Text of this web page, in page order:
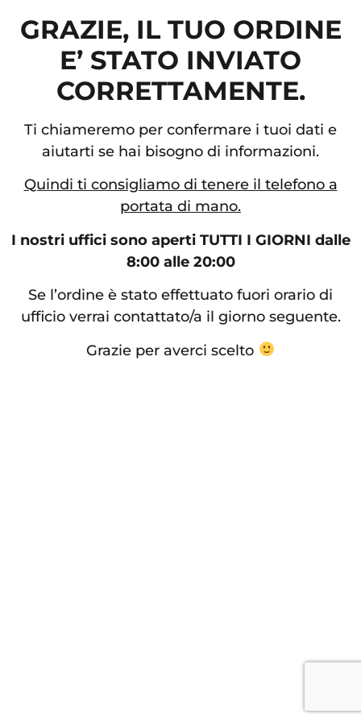
GRAZIE, IL TUO ORDINE
E’ STATO INVIATO
CORRETTAMENTE.
Ti chiameremo per confermare i tuoi dati e
aiutarti se hai bisogno di informazioni.
Quindi ti consigliamo di tenere il telefono a
portata di mano.
I nostri uffici sono aperti TUTTI I GIORNI dalle
8:00 alle 20:00
Se l’ordine è stato effettuato fuori orario di
ufficio verrai contattato/a il giorno seguente.
Grazie per averci scelto